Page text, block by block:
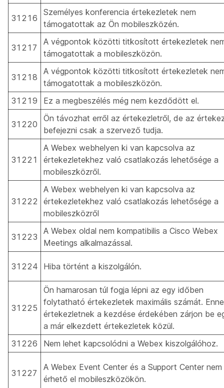
31216
Személyes konferencia értekezletek nem
támogatottak az Ön mobileszközén.
31217
A végpontok közötti titkosított értekezletek
támogatottak a mobileszközön.
31218
A végpontok közötti titkosított értekezletek
támogatottak a mobileszközön.
31219
Ez a megbeszélés még nem kezdődött el.
31220
Ön távozhat erről az értekezletről, de az
befejezni csak a szervező tudja.
31221
A Webex webhelyen ki van kapcsolva az
értekezletekhez való csatlakozás lehetősége a
mobileszközről.
31222
A Webex webhelyen ki van kapcsolva az
értekezletekhez való csatlakozás lehetősége a
mobileszközről
31223
A Webex oldal nem kompatibilis a Cisco Webex
Meetings alkalmazással.
31224 Hiba történt a kiszolgálón.
31225
Ön hamarosan túl fogja lépni az egy időben
folytatható értekezletek maximális számát.
értekezletnek a kezdése érdekében zárjon be
a már elkezdett értekezletek közül.
31226
Nem lehet kapcsolódni a Webex kiszolgálóhoz.
31227
A Webex Event Center és a Support Center nem
érhető el mobileszközökön.